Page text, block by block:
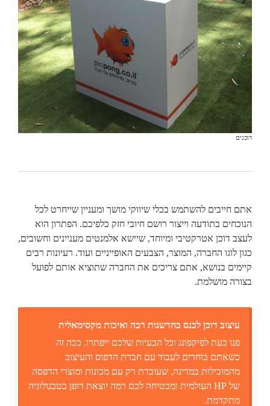
דוכנים
אתם חייבים להשתמש בכלי שיווקי מושך ומעניין שייחרט לכל
הנוכחים בתודעה וייצור רושם חיובי חזק כלפיכם. הפתרון הוא
לעצב דוכן אטרקטיבי ומיוחד, שיישא אלמנטים מעניינים וחשובים,
כגון לוגו החברה, המוצר, הצבעים האופייניים ועוד. רעיונות רבים
קיימים בנושא, אתם צריכים את החברה שתוציא אותם לפועל
בצורה מושלמת.
עיצוב דוכן לכנס בחדשנות רבה ואיכות מקסימאלית
פנו כעת לפיקפונג וכל הבעיות שלכם ייפתרו. ככה זה
כשאתם בוחרים לעבוד עם חברת הדפוס והעיצוב
מהמובילות במדינה, שעובדת רק עם מכונות ומוצרי הדפסה
של HP העולמית ומבטיחה לכם רמה יוצאת דופן בטכנולוגיה
מתקדמת.